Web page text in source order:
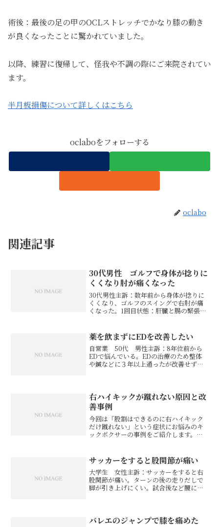
術後：最後の足の甲のOCLストレッチでかなり膝の動き
が良くなったことに驚かれていました。
以降、練習に復帰して、怪我や不調の際にご来院されてい
ます。
半月板損傷について詳しくはこちら
oclaboをフォローする
oclabo
関連記事
30代男性 ゴルフで身体が捻りに
くくなり肘が痛くなった
30代男性主訴：数年前から身体が捻りに
くくなり、ゴルフのスイングで右肘が痛
くなった。1回目状態：肝臓と腸の緊張が
えず手打ちになって肘に負担をかけてい
ました。処置：肝臓と...
薬を飲まずにEDを改善したい
自営業 50代 男性主訴：8年位前から
EDで悩んでいる。EDの治療のため整体
や鍼などに３年以上通ったが改善せず。
位で、頭蓋骨の歪みと...
右ハイキックが蹴れない原因と改
善事例
今回は「股割はできるのに右ハイキック
だけ蹴れない」という症状にお悩みのキ
ックボクサーの事例をご紹介します。検
ました。右ハイキックを蹴る際に頭を倒
す事で、後半規管の影響から...
サッカーをすると股関節が痛い
大学生 女性主訴：サッカーをすると右
股関節が痛い。ターンの後の走りだしで
脚が引き上げにくい。試合後など腰に痛
グロインペイン症候群に...
バレエのジャンプで膝を痛めた